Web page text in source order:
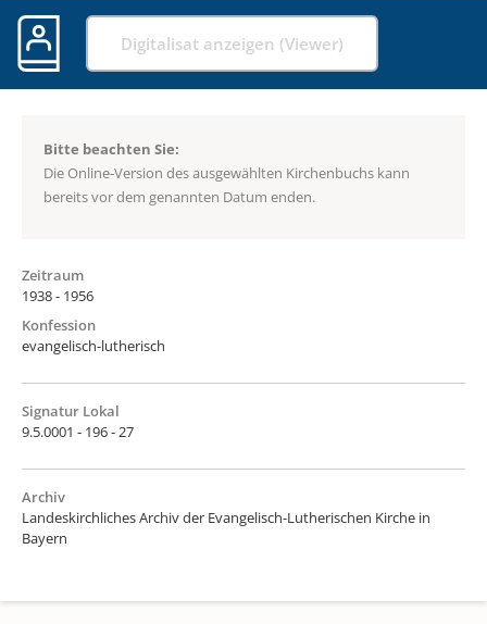
Digitalisat anzeigen (Viewer)
Bitte beachten Sie:
Die Online-Version des ausgewählten Kirchenbuchs kann
bereits vor dem genannten Datum enden.
Zeitraum
1938 - 1956
Konfession
evangelisch-lutherisch
Signatur Lokal
9.5.0001 - 196 - 27
Archiv
Landeskirchliches Archiv der Evangelisch-Lutherischen Kirche in
Bayern